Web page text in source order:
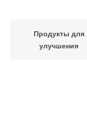
Продукты для
улучшения